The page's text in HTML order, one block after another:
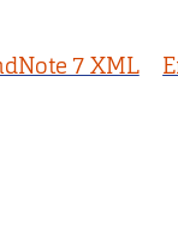
7 XML